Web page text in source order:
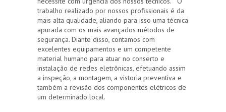
trabalho realizado por nossos profissionais é da
mais alta qualidade, aliando para isso uma técnica
apurada com os mais avançados métodos de
segurança. Diante disso, contamos com
excelentes equipamentos e um competente
material humano para atuar no conserto e
instalação de redes eletrônicas, efetuando assim
a inspeção, a montagem, a vistoria preventiva e
também a revisão dos componentes elétricos de
um determinado local.